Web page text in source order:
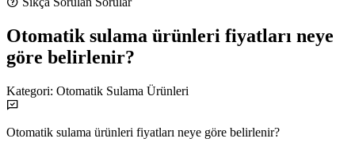
Otomatik sulama ürünleri fiyatları neye
göre belirlenir?
Kategori: Otomatik Sulama Ürünleri
Otomatik sulama ürünleri fiyatları neye göre belirlenir?